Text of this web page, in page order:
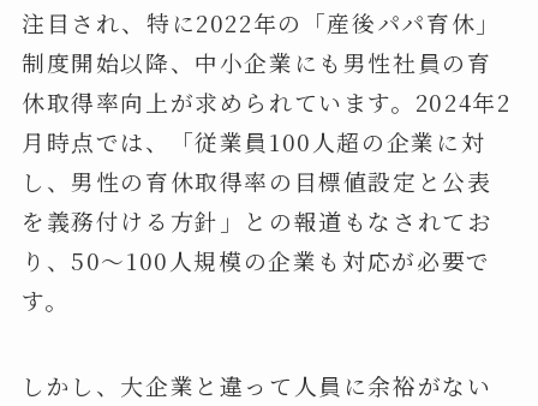
注目され、特に2022年の「産後パパ育休」
制度開始以降、中小企業にも男性社員の育
休取得率向上が求められています。2024年2
月時点では、「従業員100人超の企業に対
し、男性の育休取得率の目標値設定と公表
を義務付ける方針」との報道もなされてお
り、50～100人規模の企業も対応が必要で
す。
しかし、大企業と違って人員に余裕がない